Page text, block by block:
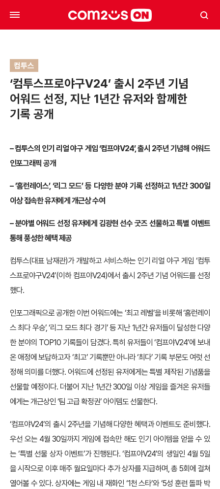
컴투스
‘컴투스프로야구V24’ 출시 2주년 기념
어워드 선정, 지난 1년간 유저와 함께한
기록 공개
–컴투스의 인기 리얼 야구 게임 ‘컴프야V24’, 출시 2주년 기념해 어워드
인포그래픽 공개
–’홈런레이스’, ‘리그 모드’ 등 다양한 분야 기록 선정하고 1년간 300일
이상 접속한 유저에게 개근상 수여
–분야별 어워드 선정 유저에게 김광현 선수 굿즈 선물하고 특별 이벤트
통해 풍성한 혜택 제공
컴투스(대표 남재관)가 개발하고 서비스하는 인기 리얼 야구 게임 ‘컴투
스프로야구V24’(이하 컴프야V24)에서 출시 2주년 기념 어워드를 선정
했다.
인포그래픽으로 공개한 이번 어워드에는 ‘최고 레벨’을 비롯해 ‘홈런레이
스 최다 우승’, ‘리그 모드 최다 경기’ 등 지난 1년간 유저들이 달성한 다양
한 분야의 TOP10 기록들이 담겼다. 특히 유저들이 ‘컴프야V24’에 보내
온 애정에 보답하고자 ‘최고’ 기록뿐만 아니라 ‘최다’ 기록 부문도 여럿 선
정해 의미를 더했다. 어워드에 선정된 유저에게는 특별 제작된 기념품을
선물할 예정이다. 더불어 지난 1년간 300일 이상 게임을 즐겨온 유저들
에게는 개근상인 ‘팀 고급 확정권’ 아이템도 선물한다.
‘컴프야V24’의 출시 2주년을 기념해 다양한 혜택과 이벤트도 준비했다.
우선 오는 4월 30일까지 게임에 접속만 해도 인기 아이템을 얻을 수 있
는 ‘특별 선물 상자 이벤트’가 진행된다. ‘컴프야V24’의 생일인 4월 5일
을 시작으로 이후 매주 월요일마다 추가 상자를 지급하며, 총 5회에 걸쳐
열어볼 수 있다. 상자에는 게임 내 재화인 ‘1천 스타’와 ‘5성 훈련 돌파 박